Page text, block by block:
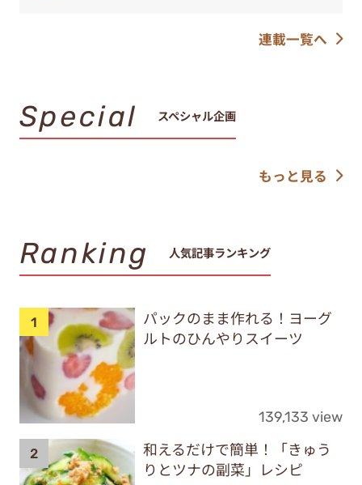
連載一覧へ
Special スペシャル企画
もっと見る
Ranking 人気記事ランキング
パックのまま作れる！ヨーグ
ルトのひんやりスイーツ
139,133 view
和えるだけで簡単！「きゅう
りとツナの副菜」レシピ